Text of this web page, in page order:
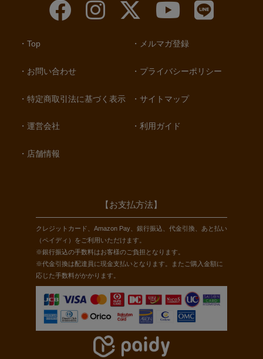
Top
お問い合わせ
特定商取引法に基づく表示
運営会社
店舗情報
メルマガ登録
プライバシーポリシー
サイトマップ
利用ガイド
【お支払方法】
クレジットカード、Amazon Pay、銀行振込、代金引換、あと払い
（ペイディ）をご利用いただけます。
※銀行振込の手数料はお客様のご負担となります。
※代金引換は配達員に現金支払いとなります。またご購入金額に
応じた手数料がかかります。